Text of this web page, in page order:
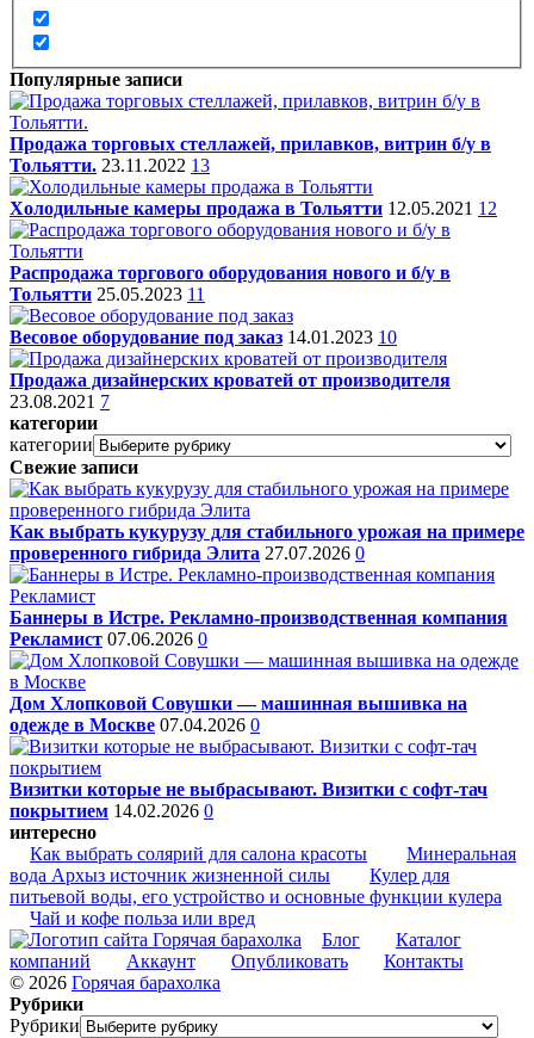
Популярные записи
Продажа торговых стеллажей, прилавков, витрин б/у в
Тольятти. 23.11.2022 13
Холодильные камеры продажа в Тольятти 12.05.2021 12
Распродажа торгового оборудования нового и б/у в
Тольятти 25.05.2023 11
Весовое оборудование под заказ 14.01.2023 10
Продажа дизайнерских кроватей от производителя
23.08.2021 7
категории
категории
Свежие записи
Как выбрать кукурузу для стабильного урожая на примере
проверенного гибрида Элита 27.07.2026 0
Баннеры в Истре. Рекламно-производственная компания
Рекламист 07.06.2026 0
Дом Хлопковой Совушки — машинная вышивка на
одежде в Москве 07.04.2026 0
Визитки которые не выбрасывают. Визитки с софт-тач
покрытием 14.02.2026 0
интересно
Как выбрать солярий для салона красоты
Минеральная
вода Архыз источник жизненной силы
Кулер для
питьевой воды, его устройство и основные функции кулера
Чай и кофе польза или вред
Блог
Каталог
компаний
Аккаунт Опубликовать
Контакты
© 2026 Горячая барахолка
Рубрики
Рубрики